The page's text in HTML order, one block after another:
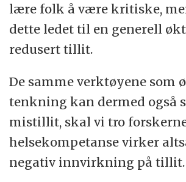
lære folk å være kritiske,
dette ledet til en generell
redusert tillit.
De samme verktøyene som
tenkning kan dermed også
mistillit, skal vi tro
helsekompetanse virker
negativ innvirkning på tillit.